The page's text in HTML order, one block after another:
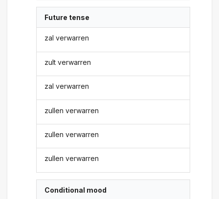
Future tense
zal verwarren
zult verwarren
zal verwarren
zullen verwarren
zullen verwarren
zullen verwarren
Conditional mood